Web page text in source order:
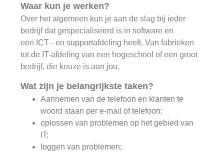
Waar kun je werken?
Over het algemeen kun je aan de slag bij ieder
bedrijf dat gespecialiseerd is in software en
een ICT– en supportafdeling heeft. Van fabrieken
tot de IT-afdeling van een hogeschool of een groot
bedrijf, die keuze is aan jou.
Wat zijn je belangrijkste taken?
Aannemen van de telefoon en klanten te
woord staan per e-mail of telefoon;
oplossen van problemen op het gebied van
IT;
loggen van problemen;